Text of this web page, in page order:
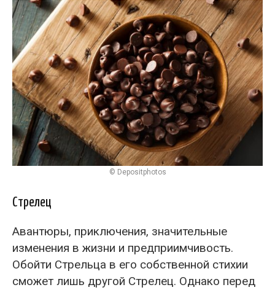
© Depositphotos
Стрелец
Авантюры, приключения, значительные
изменения в жизни и предприимчивость.
Обойти Стрельца в его собственной стихии
сможет лишь другой Стрелец. Однако перед